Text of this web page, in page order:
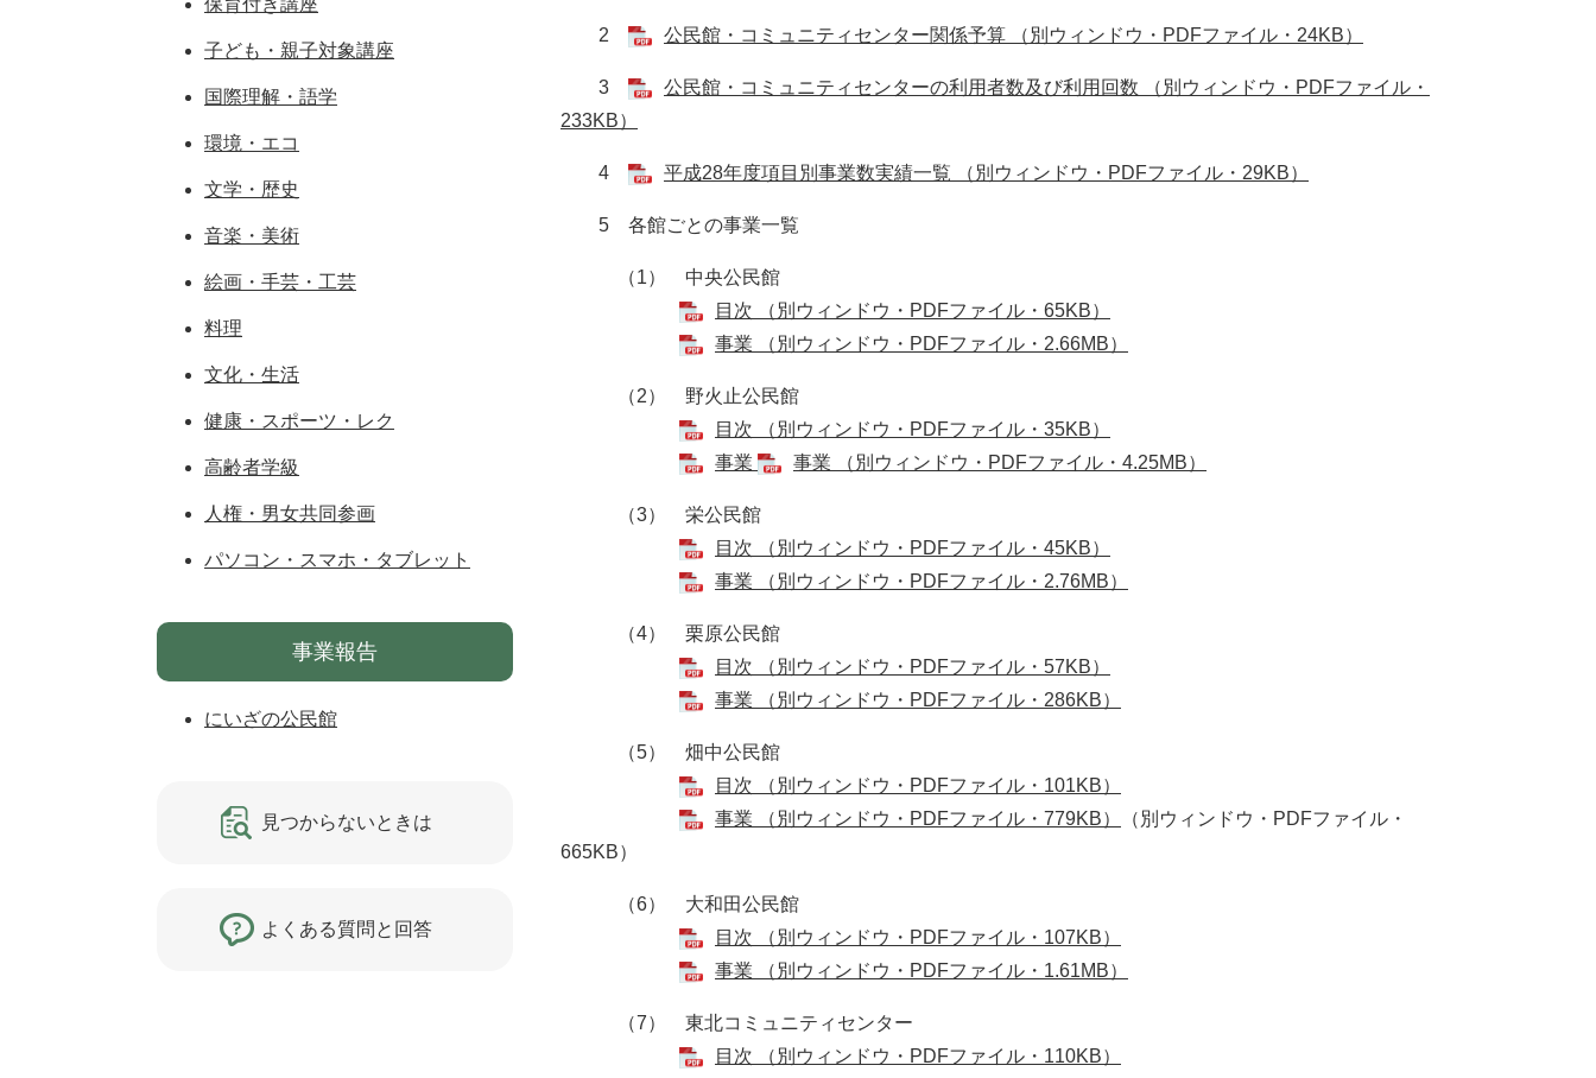
2 公民館・コミュニティセンター関係予算 （別ウィンドウ・PDFファイル・24KB）
3
公民館・コミュニティセンターの利用者数及び利用回数 （別ウィンドウ・PDFファイル・
233KB）
4 平成28年度項目別事業数実績一覧 （別ウィンドウ・PDFファイル・29KB）
5 各館ごとの事業一覧
（1） 中央公民館
目次 （別ウィンドウ・PDFファイル・65KB）
事業 （別ウィンドウ・PDFファイル・2.66MB）
（2） 野火止公民館
目次 （別ウィンドウ・PDFファイル・35KB）
事業
事業 （別ウィンドウ・PDFファイル・4.25MB）
（3） 栄公民館
目次 （別ウィンドウ・PDFファイル・45KB）
事業 （別ウィンドウ・PDFファイル・2.76MB）
（4） 栗原公民館
目次 （別ウィンドウ・PDFファイル・57KB）
事業 （別ウィンドウ・PDFファイル・286KB）
（5） 畑中公民館
目次 （別ウィンドウ・PDFファイル・101KB）
事業 （別ウィンドウ・PDFファイル・779KB）
（別ウィンドウ・PDFファイル・
665KB）
（6） 大和田公民館
目次 （別ウィンドウ・PDFファイル・107KB）
事業 （別ウィンドウ・PDFファイル・1.61MB）
（7） 東北コミュニティセンター
目次 （別ウィンドウ・PDFファイル・110KB）
保育付き講座
子ども・親子対象講座
国際理解・語学
環境・エコ
文学・歴史
音楽・美術
絵画・手芸・工芸
料理
文化・生活
健康・スポーツ・レク
高齢者学級
人権・男女共同参画
パソコン・スマホ・タブレット
事業報告
にいざの公民館
見つからないときは
よくある質問と回答